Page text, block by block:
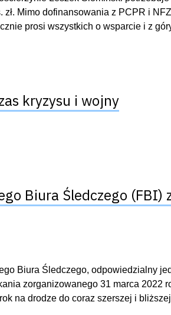
Mimo dofinansowania z PCPR i
prosi wszystkich o wsparcie i z
kryzysu i wojny
Biura Śledczego (FBI)
Biura Śledczego, odpowiedzialny
zorganizowanego 31 marca 2022
na drodze do coraz szerszej i